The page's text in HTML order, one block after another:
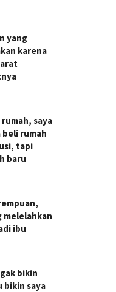
yang
karena
saya
beli rumah
tapi
baru
melelahkan
ibu
bikin
bikin saya